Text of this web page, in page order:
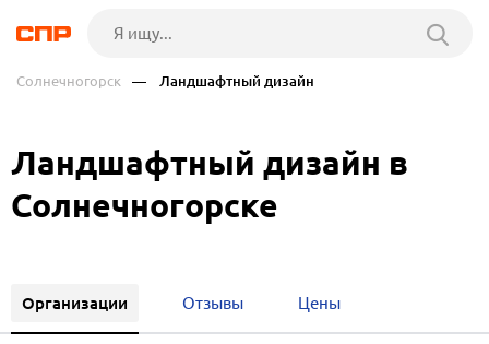
Солнечногорск — Ландшафтный дизайн
Ландшафтный дизайн в
Солнечногорске
Организации Отзывы Цены